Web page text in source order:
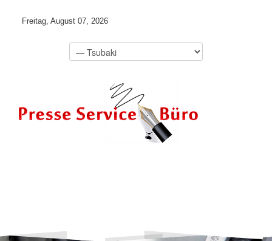
Freitag, August 07, 2026